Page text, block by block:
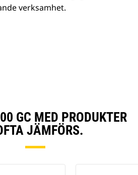
verksamhet.
GC MED PRODUKTER
JÄMFÖRS.